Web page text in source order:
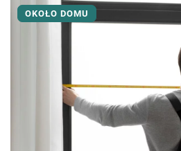
OKOŁO DOMU